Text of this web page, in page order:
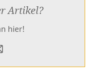
Artikel?
hier!